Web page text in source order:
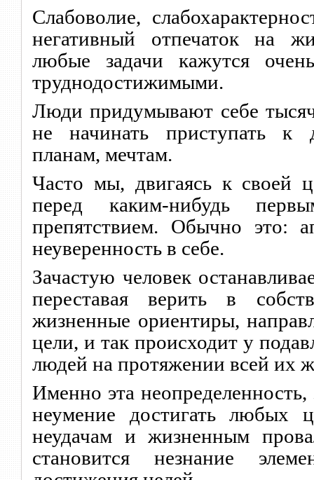
Слабоволие,
негативный отпечаток на
любые задачи кажутся
труднодостижимыми.
Люди придумывают себе
не начинать приступать к
планам, мечтам.
Часто мы, двигаясь к своей
перед каким-нибудь
препятствием. Обычно это:
неуверенность в себе.
Зачастую человек
переставая верить в
жизненные ориентиры,
цели, и так происходит у
людей на протяжении всей их
Именно эта
неумение достигать любых
неудачам и жизненным
становится незнание